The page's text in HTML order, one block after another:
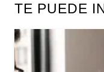
TE PUEDE